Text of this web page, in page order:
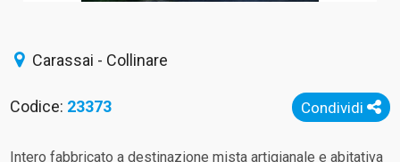
Carassai - Collinare
Condividi
Codice: 23373
Intero fabbricato a destinazione mista artigianale e abitativa